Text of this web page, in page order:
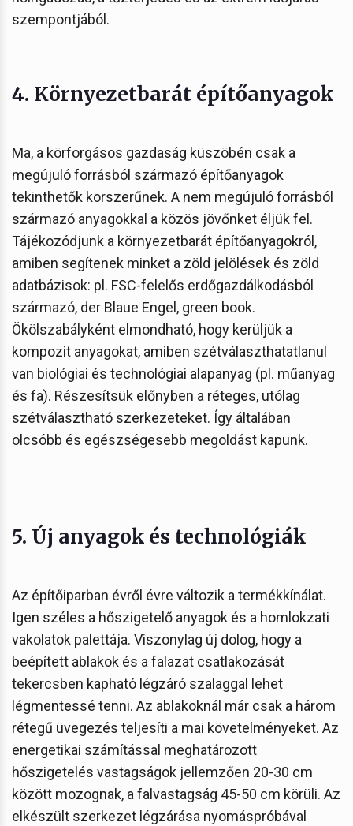
szempontjából.
4. Környezetbarát építőanyagok
Ma, a körforgásos gazdaság küszöbén csak a
megújuló forrásból származó építőanyagok
tekinthetők korszerűnek. A nem megújuló forrásból
származó anyagokkal a közös jövőnket éljük fel.
Tájékozódjunk a környezetbarát építőanyagokról,
amiben segítenek minket a zöld jelölések és zöld
adatbázisok: pl. FSC-felelős erdőgazdálkodásból
származó, der Blaue Engel, green book.
Ökölszabályként elmondható, hogy kerüljük a
kompozit anyagokat, amiben szétválaszthatatlanul
van biológiai és technológiai alapanyag (pl. műanyag
és fa). Részesítsük előnyben a réteges, utólag
szétválasztható szerkezeteket. Így általában
olcsóbb és egészségesebb megoldást kapunk.
5. Új anyagok és technológiák
Az építőiparban évről évre változik a termékkínálat.
Igen széles a hőszigetelő anyagok és a homlokzati
vakolatok palettája. Viszonylag új dolog, hogy a
beépített ablakok és a falazat csatlakozását
tekercsben kapható légzáró szalaggal lehet
légmentessé tenni. Az ablakoknál már csak a három
rétegű üvegezés teljesíti a mai követelményeket. Az
energetikai számítással meghatározott
hőszigetelés vastagságok jellemzően 20-30 cm
között mozognak, a falvastagság 45-50 cm körüli. Az
elkészült szerkezet légzárása nyomáspróbával